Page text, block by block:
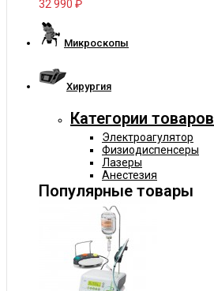
32 990 ₽
Микроскопы
Хирургия
Категории товаров
Электроагулятор
Физиодиспенсеры
Лазеры
Анестезия
Популярные товары